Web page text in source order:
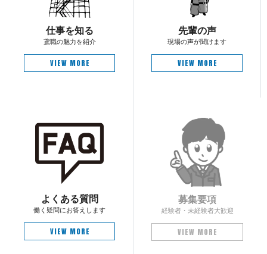
仕 事 を 知 る
鳶職の魅 力 を 紹 介
VIEW MORE
先 輩 の 声
現場の声が 聞 け ま す
VIEW MORE
よく あ る 質 問
働く疑問にお答 え し ま す
VIEW MORE
募 集 要 項
経験者・未経験 者 大 歓 迎
VIEW MORE